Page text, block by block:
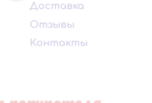
Доставка
Отзывы
Контакты